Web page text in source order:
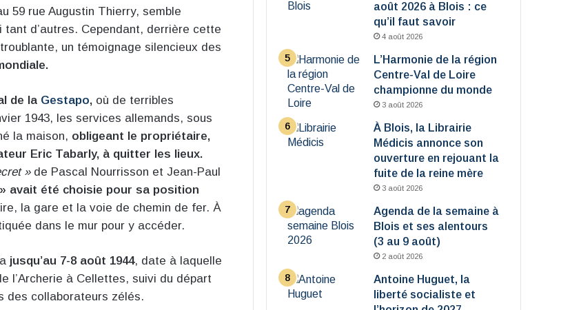
59 rue Augustin Thierry, semble
tant d’autres. Cependant, derrière cette
un témoignage silencieux des
de la Gestapo, où de terribles
1943, les services allemands, sous
la maison, obligeant le propriétaire,
Eric Tabarly, à quitter les lieux.
»de Pascal Nourrisson et Jean-Paul
avait été choisie pour sa position
la gare et la voie de chemin de fer. À
dans le mur pour y accéder.
jusqu’au 7-8 août 1944, date à laquelle
l’Archerie à Cellettes, suivi du départ
des collaborateurs zélés.
août 2026 à Blois : ce
qu’il faut savoir
4 août 2026
L’Harmonie de la région
Centre-Val de Loire
championne du monde
3 août 2026
À Blois, la Librairie
Médicis annonce son
ouverture en rejouant la
fuite de la reine mère
3 août 2026
Agenda de la semaine à
Blois et ses alentours
(3 au 9 août)
2 août 2026
Antoine Huguet, la
liberté socialiste et